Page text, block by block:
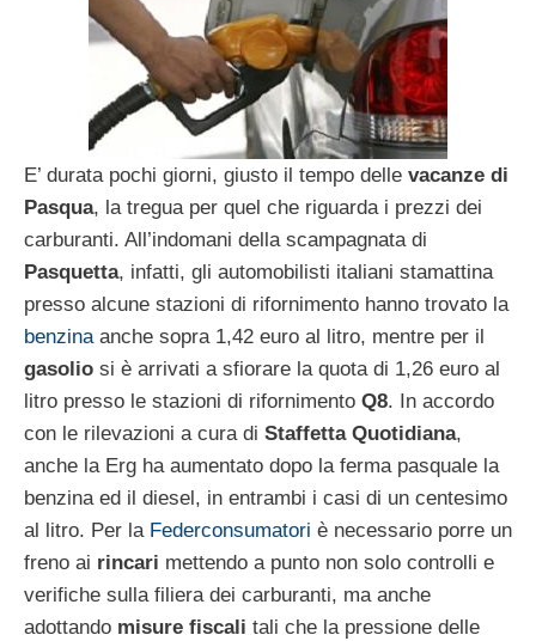
E’ durata pochi giorni, giusto il tempo delle vacanze di
Pasqua, la tregua per quel che riguarda i prezzi dei
carburanti. All’indomani della scampagnata di
Pasquetta, infatti, gli automobilisti italiani stamattina
presso alcune stazioni di rifornimento hanno trovato la
benzinaanche sopra 1,42 euro al litro, mentre per il
gasolio si è arrivati a sfiorare la quota di 1,26 euro al
litro presso le stazioni di rifornimento Q8. In accordo
con le rilevazioni a cura di Staffetta Quotidiana,
anche la Erg ha aumentato dopo la ferma pasquale la
benzina ed il diesel, in entrambi i casi di un centesimo
al litro. Per la Federconsumatori è necessario porre un
freno ai rincari mettendo a punto non solo controlli e
verifiche sulla filiera dei carburanti, ma anche
adottando misure fiscali tali che la pressione delle